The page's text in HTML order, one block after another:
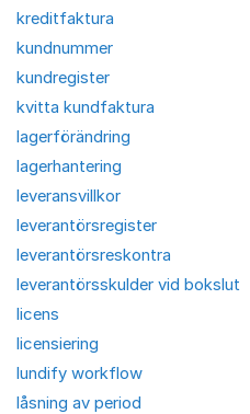
kreditfaktura
kundnummer
kundregister
kvitta kundfaktura
lagerförändring
lagerhantering
leveransvillkor
leverantörsregister
leverantörsreskontra
leverantörsskulder vid bokslut
licens
licensiering
lundify workflow
låsning av period